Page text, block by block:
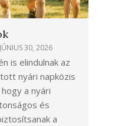
JÚNIUS 30, 2026
is elindulnak az
nyári napközis
a nyári
és
a